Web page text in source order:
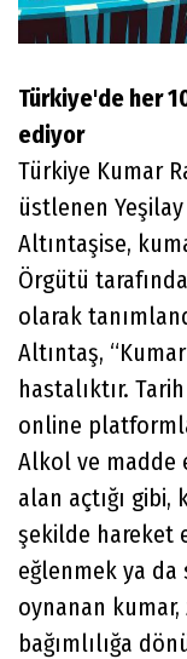
Türkiye'de her
ediyor
Türkiye Kumar
üstlenen
Altıntaşise,
Örgütü
olarak
Altıntaş,
hastalıktır.
online
Alkol ve madde
alan açtığı
şekilde hareket
eğlenmek ya da
oynanan
bağımlılığa